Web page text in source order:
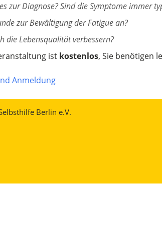
zur Diagnose? Sind die Symptome immer
zur Bewältigung der Fatigue an?
die Lebensqualität verbessern?
ist kostenlos, Sie benötigen
Anmeldung
Berlin e.V.